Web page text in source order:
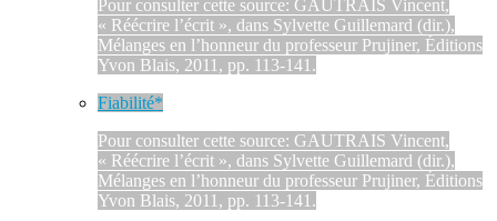
Pour consulter cette source: GAUTRAIS Vincent,
« Réécrire l’écrit », dans Sylvette Guillemard (dir.),
Mélanges en l’honneur du professeur Prujiner, Éditions
Yvon Blais, 2011, pp. 113-141.
Fiabilité*
Pour consulter cette source: GAUTRAIS Vincent,
« Réécrire l’écrit », dans Sylvette Guillemard (dir.),
Mélanges en l’honneur du professeur Prujiner, Éditions
Yvon Blais, 2011, pp. 113-141.